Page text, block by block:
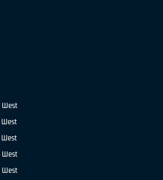
West
West
West
West
West